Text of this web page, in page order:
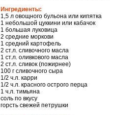
Ингредиенты:
1,5 л овощного бульона или кипятка
1 небольшой цуккини или кабачок
1 большая луковица
2 средние моркови
1 средний картофель
2 ст.л. сливочного масла
1 ст.л. оливкового масла
2 ст.л. сливок (пожирнее)
100 г сливочного сыра
1/2 ч.л. карри
1/2 ч.л. красного острого перца
1 ч.л. тимьяна
соль по вкусу
горсть свежей петрушки